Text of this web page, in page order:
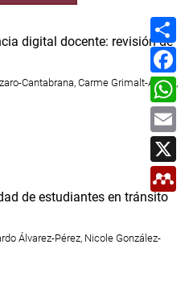
reW
digital docente: revisión de
Cantabrana, Carme Grimalt-Álvaro,
de estudiantes en tránsito
Álvarez-Pérez, Nicole González-